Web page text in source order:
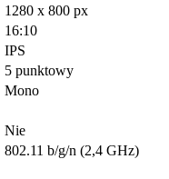
1280 x 800 px
16:10
IPS
5 punktowy
Mono
Nie
802.11 b/g/n (2,4 GHz)